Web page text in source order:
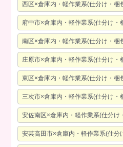
西区×倉庫内・軽作業系(仕分け・梱
府中市×倉庫内・軽作業系(仕分け・
南区×倉庫内・軽作業系(仕分け・梱
庄原市×倉庫内・軽作業系(仕分け・
東区×倉庫内・軽作業系(仕分け・梱
三次市×倉庫内・軽作業系(仕分け・
安佐南区×倉庫内・軽作業系(仕分け
安芸高田市×倉庫内・軽作業系(仕分